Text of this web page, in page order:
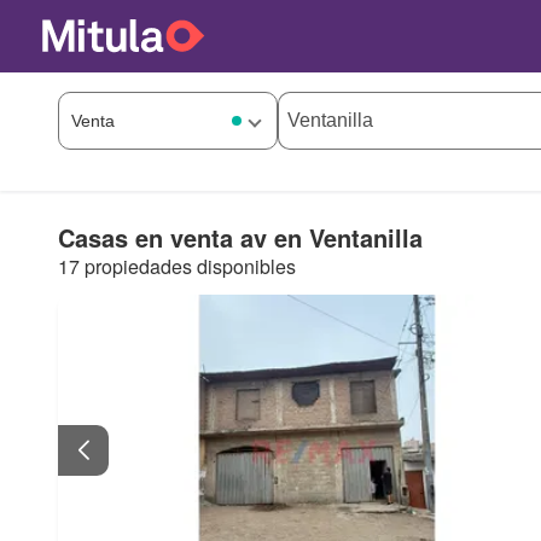
Casas en venta av en Ventanilla
17 propiedades disponibles